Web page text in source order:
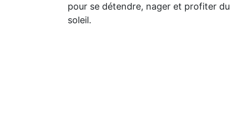
pour se détendre, nager et profiter du
soleil.